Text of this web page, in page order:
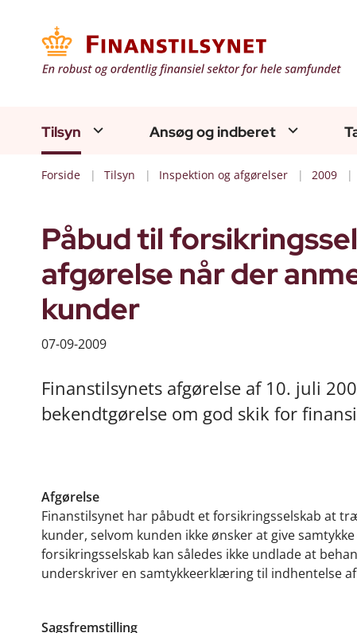
Tilsyn Ansøg og indberet
Forside Tilsyn Inspektion og afgørelser 2009
Påbud til
afgørelse når der
kunder
07-09-2009
Finanstilsynets afgørelse af 10. juli
bekendtgørelse om god skik for
Afgørelse
Finanstilsynet har påbudt et forsikringsselskab at
kunder, selvom kunden ikke ønsker at give
forsikringsselskab kan således ikke undlade at
underskriver en samtykkeerklæring til indhentelse
Sagsfremstilling